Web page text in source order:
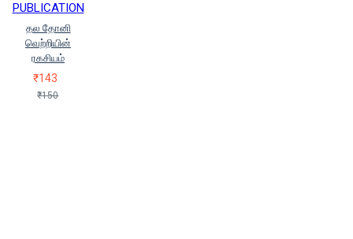
PUBLICATION
தல தோனி
வெற்றியின்
ரகசியம்
₹143
₹150